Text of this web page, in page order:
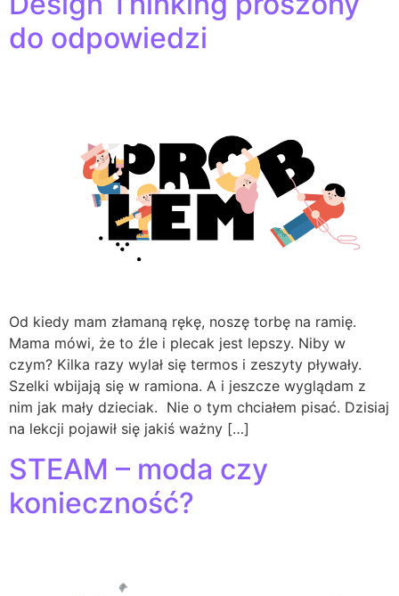
do odpowiedzi
Od kiedy mam złamaną rękę, noszę torbę na ramię.
Mama mówi, że to źle i plecak jest lepszy. Niby w
czym? Kilka razy wylał się termos i zeszyty pływały.
Szelki wbijają się w ramiona. A i jeszcze wyglądam z
nim jak mały dzieciak. Nie o tym chciałem pisać. Dzisiaj
na lekcji pojawił się jakiś ważny […]
STEAM – moda czy
konieczność?